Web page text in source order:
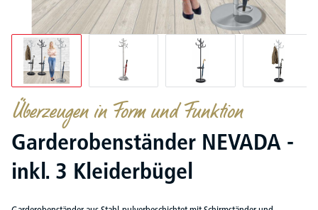
Überzeugen in Form und Funktion
Garderobenständer NEVADA -
inkl. 3 Kleiderbügel